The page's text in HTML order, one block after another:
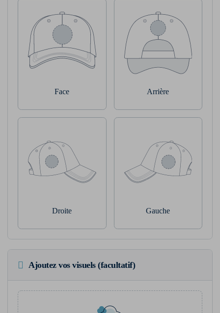
Face Arrière
Droite Gauche
Ajoutez vos visuels (facultatif)